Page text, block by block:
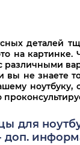
деталей
на картинке.
различными
вы не знаете
ноутбуку,
для
доп.